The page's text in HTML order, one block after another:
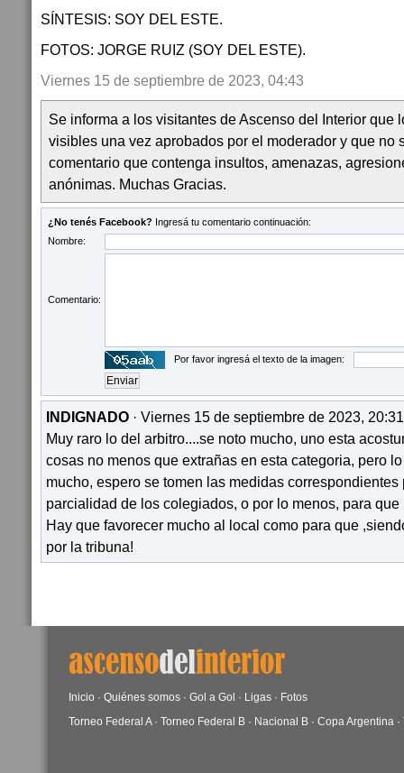
SÍNTESIS: SOY DEL ESTE.
FOTOS: JORGE RUIZ (SOY DEL ESTE).
Viernes 15 de septiembre de 2023, 04:43
Se informa a los visitantes de Ascenso del Interior que
visibles una vez aprobados por el moderador y que no
comentario que contenga insultos, amenazas,
anónimas. Muchas Gracias.
¿No tenés Facebook? Ingresá tu comentario continuación:
Nombre:
Comentario:
Por favor ingresá el texto de la imagen:
INDIGNADO · Viernes 15 de septiembre de 2023,
Muy raro lo del arbitro....se noto mucho, uno esta
cosas no menos que extrañas en esta categoria, pero
mucho, espero se tomen las medidas
parcialidad de los colegiados, o por lo menos, para
Hay que favorecer mucho al local como para que
por la tribuna!
Inicio · Quiénes somos · Gol a Gol · Ligas · Fotos
Torneo Federal A· Torneo Federal B · Nacional B · Copa Argentina ·